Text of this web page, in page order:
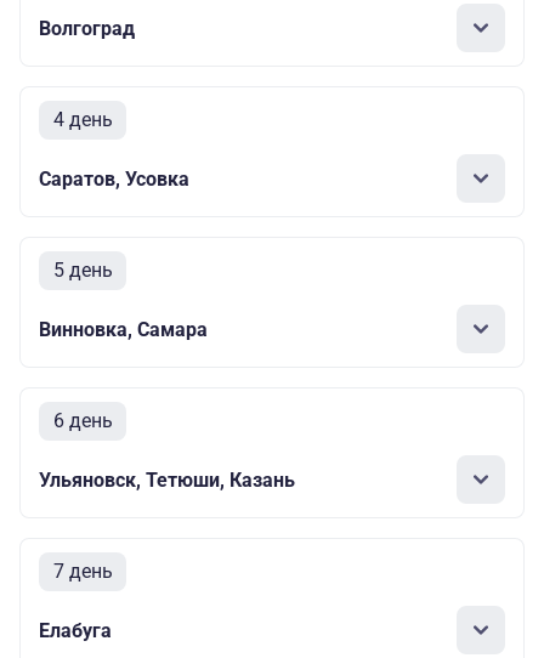
Волгоград
4 день
Саратов, Усовка
5 день
Винновка, Самара
6 день
Ульяновск, Тетюши, Казань
7 день
Елабуга